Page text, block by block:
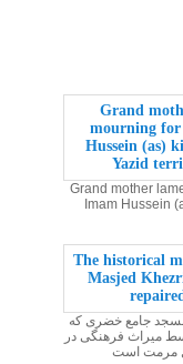
Grand mother
Imam Hussein
جامع خضری که
میراث فرهنگی در
مرمت است